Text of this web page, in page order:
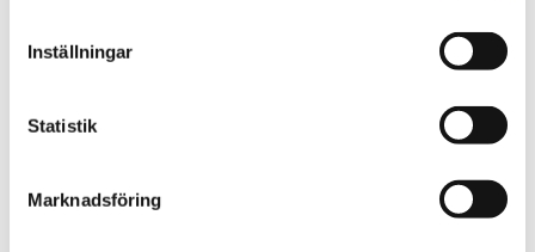
Inställningar
Statistik
Marknadsföring